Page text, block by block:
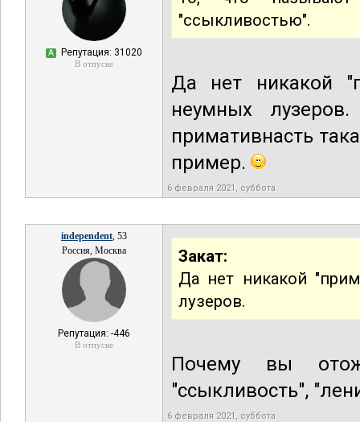
А Репутация: 31020
В отпуске
"ссыкливостью".
Да нет никакой
неумных
примативнасть
пример.
6 февраля 2021, суббота
independent, 53
Россия, Москва
Репутация: -446
В отпуске
Закат:
Да нет никакой
лузеров.
Почему вы
"ссыкливость",
6 февраля 2021, суббота